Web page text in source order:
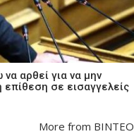
αρθεί για να μην
επίθεση σε εισαγγελείς
More from ΒΙΝΤΕΟ